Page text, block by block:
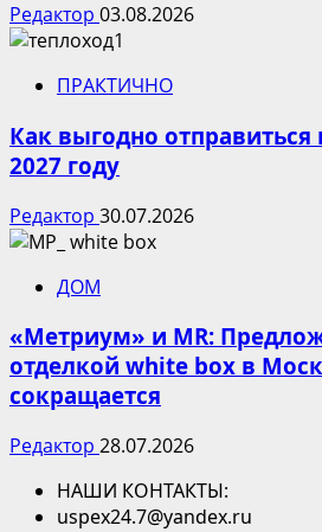
Редактор 03.08.2026
ПРАКТИЧНО
Как выгодно отправиться
2027 году
Редактор 30.07.2026
ДОМ
«Метриум» и MR:
отделкой white box в
сокращается
Редактор 28.07.2026
НАШИ КОНТАКТЫ:
uspex24.7@yandex.ru